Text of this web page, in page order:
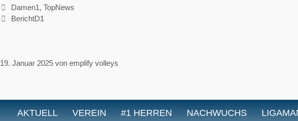
Kategorien
Damen1,TopNews
Schlagwörter
BerichtD1
19. Januar 2025 von emplify volleys
AKTUELL VEREIN #1 HERREN NACHWUCHS